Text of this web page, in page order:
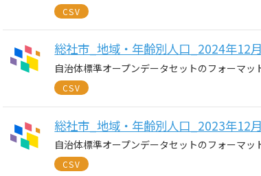
CSV
総社市_地域・年齢別人口_2024年12
自治体標準オープンデータセットのフォーマッ
CSV
総社市_地域・年齢別人口_2023年12
自治体標準オープンデータセットのフォーマッ
CSV